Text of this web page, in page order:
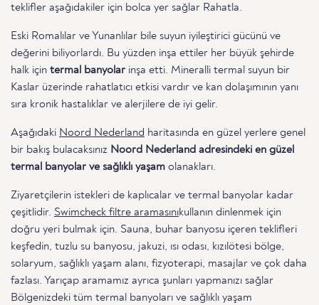
teklifler aşağıdakiler için bolca yer sağlar Rahatla.
Eski Romalılar ve Yunanlılar bile suyun iyileştirici gücünü ve
değerini biliyorlardı. Bu yüzden inşa ettiler her büyük şehirde
halk için termal banyolar inşa etti. Mineralli termal suyun bir
Kaslar üzerinde rahatlatıcı etkisi vardır ve kan dolaşımının yanı
sıra kronik hastalıklar ve alerjilere de iyi gelir.
Aşağıdaki Noord Nederland haritasında en güzel yerlere genel
bir bakış bulacaksınız Noord Nederland adresindeki en güzel
termal banyolar ve sağlıklı yaşam olanakları.
Ziyaretçilerin istekleri de kaplıcalar ve termal banyolar kadar
çeşitlidir. Swimcheck filtre aramasınıkullanın dinlenmek için
doğru yeri bulmak için. Sauna, buhar banyosu içeren teklifleri
keşfedin, tuzlu su banyosu, jakuzi, ısı odası, kızılötesi bölge,
solaryum, sağlıklı yaşam alanı, fizyoterapi, masajlar ve çok daha
fazlası. Yarıçap aramamız ayrıca şunları yapmanızı sağlar
Bölgenizdeki tüm termal banyoları ve sağlıklı yaşam